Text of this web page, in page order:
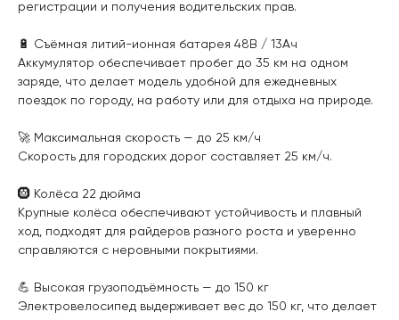
регистрации и получения водительских прав.
🔋 Съёмная литий-ионная батарея 48В / 13Ач
Аккумулятор обеспечивает пробег до 35 км на одном
заряде, что делает модель удобной для ежедневных
поездок по городу, на работу или для отдыха на природе.
🚀 Максимальная скорость — до 25 км/ч
Скорость для городских дорог составляет 25 км/ч.
🛞 Колёса 22 дюйма
Крупные колёса обеспечивают устойчивость и плавный
ход, подходят для райдеров разного роста и уверенно
справляются с неровными покрытиями.
💪 Высокая грузоподъёмность — до 150 кг
Электровелосипед выдерживает вес до 150 кг, что делает